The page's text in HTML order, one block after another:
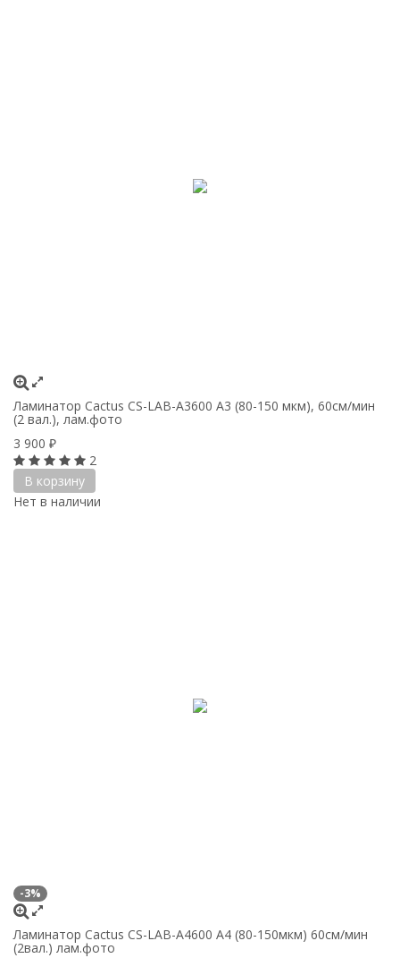
Ламинатор Cactus CS-LAB-A3600 A3 (80-150 мкм), 60см/мин
(2 вал.), лам.фото
3 900 ₽
2
В корзину
Нет в наличии
-3%
Ламинатор Cactus CS-LAB-A4600 A4 (80-150мкм) 60см/мин
(2вал.) лам.фото